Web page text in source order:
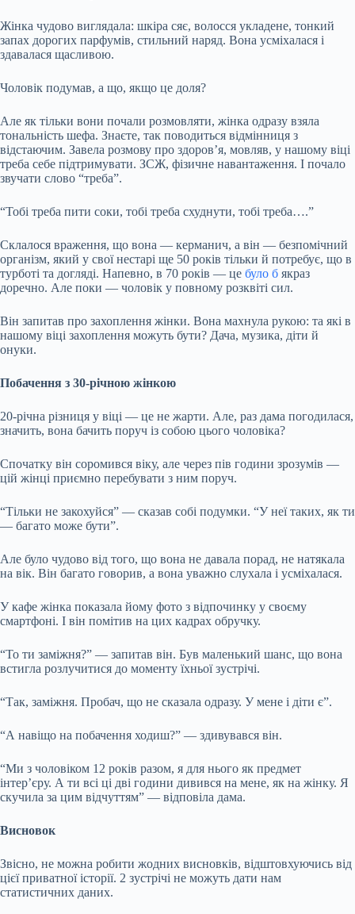
Жінка чудово виглядала: шкіра сяє, волосся укладене, тонкий
запах дорогих парфумів, стильний наряд. Вона усміхалася і
здавалася щасливою.
Чоловік подумав, а що, якщо це доля?
Але як тільки вони почали розмовляти, жінка одразу взяла
тональність шефа. Знаєте, так поводиться відмінниця з
відстаючим. Завела розмову про здоров’я, мовляв, у нашому віці
треба себе підтримувати. ЗСЖ, фізичне навантаження. І почало
звучати слово “треба”.
“Тобі треба пити соки, тобі треба схуднути, тобі треба….”
Склалося враження, що вона — керманич, а він — безпомічний
організм, який у свої нестарі ще 50 років тільки й потребує, що в
турботі та догляді. Напевно, в 70 років — це було б якраз
доречно. Але поки — чоловік у повному розквіті сил.
Він запитав про захоплення жінки. Вона махнула рукою: та які в
нашому віці захоплення можуть бути? Дача, музика, діти й
онуки.
Побачення з 30-річною жінкою
20-річна різниця у віці — це не жарти. Але, раз дама погодилася,
значить, вона бачить поруч із собою цього чоловіка?
Спочатку він соромився віку, але через пів години зрозумів —
цій жінці приємно перебувати з ним поруч.
“Тільки не закохуйся” — сказав собі подумки. “У неї таких, як ти
— багато може бути”.
Але було чудово від того, що вона не давала порад, не натякала
на вік. Він багато говорив, а вона уважно слухала і усміхалася.
У кафе жінка показала йому фото з відпочинку у своєму
смартфоні. І він помітив на цих кадрах обручку.
“То ти заміжня?” — запитав він. Був маленький шанс, що вона
встигла розлучитися до моменту їхньої зустрічі.
“Так, заміжня. Пробач, що не сказала одразу. У мене і діти є”.
“А навіщо на побачення ходиш?” — здивувався він.
“Ми з чоловіком 12 років разом, я для нього як предмет
інтер’єру. А ти всі ці дві години дивився на мене, як на жінку. Я
скучила за цим відчуттям” — відповіла дама.
Висновок
Звісно, не можна робити жодних висновків, відштовхуючись від
цієї приватної історії. 2 зустрічі не можуть дати нам
статистичних даних.